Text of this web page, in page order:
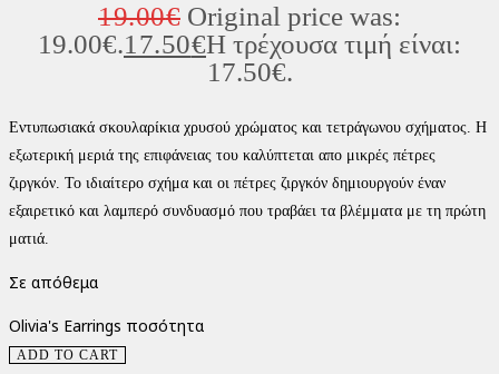
19.00€ Original price was:
19.00€.17.50€Η τρέχουσα τιμή είναι:
17.50€.
Εντυπωσιακά σκουλαρίκια χρυσού χρώματος και τετράγωνου σχήματος. Η
εξωτερική μεριά της επιφάνειας του καλύπτεται απο μικρές πέτρες
ζιργκόν. Το ιδιαίτερο σχήμα και οι πέτρες ζιργκόν δημιουργούν έναν
εξαιρετικό και λαμπερό συνδυασμό που τραβάει τα βλέμματα με τη πρώτη
ματιά.
Σε απόθεμα
Olivia's Earrings ποσότητα
ADD TO CART